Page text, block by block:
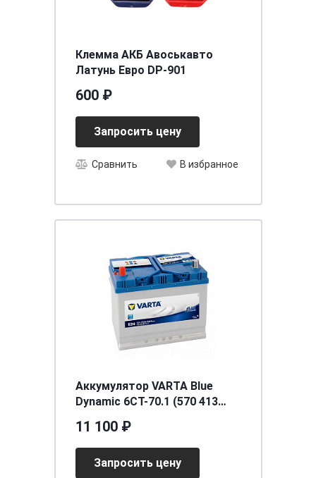
Клемма АКБ Авоськавто
Латунь Евро DP-901
600 ₽
Запросить цену
Сравнить В избранное
Аккумулятор VARTA Blue
Dynamic 6СТ-70.1 (570 413
11 100 ₽
Запросить цену